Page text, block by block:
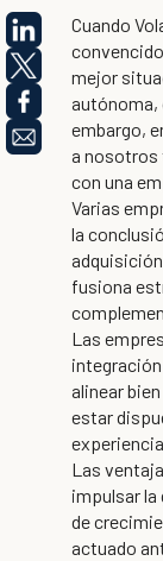
Cuando
mejor
autónoma,
embargo,
a nosotros
con una
Varias
la
fusiona
Las
alinear
estar
Las
impulsar la
de
actuado